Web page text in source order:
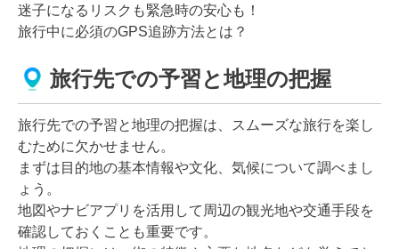
迷子になるリスクも緊急時の安心も！
旅行中に必須のGPS追跡方法とは？
旅行先での予習と地理の把握
旅行先での予習と地理の把握は、スムーズな旅行を楽し
むために欠かせません。
まずは目的地の基本情報や文化、気候について調べまし
ょう。
地図やナビアプリを活用して周辺の観光地や交通手段を
確認しておくことも重要です。